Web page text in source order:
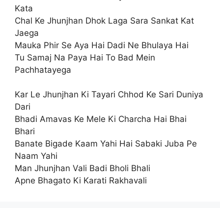
Kata
Chal Ke Jhunjhan Dhok Laga Sara Sankat Kat
Jaega
Mauka Phir Se Aya Hai Dadi Ne Bhulaya Hai
Tu Samaj Na Paya Hai To Bad Mein
Pachhatayega
Kar Le Jhunjhan Ki Tayari Chhod Ke Sari Duniya
Dari
Bhadi Amavas Ke Mele Ki Charcha Hai Bhai
Bhari
Banate Bigade Kaam Yahi Hai Sabaki Juba Pe
Naam Yahi
Man Jhunjhan Vali Badi Bholi Bhali
Apne Bhagato Ki Karati Rakhavali